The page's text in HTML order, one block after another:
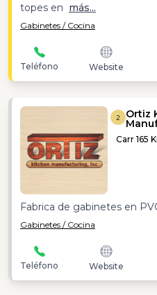
topes en más...
Gabinetes / Cocina
Teléfono Website
2 Ortiz
Carr 165
Fabrica de gabinetes en
Gabinetes / Cocina
Teléfono Website